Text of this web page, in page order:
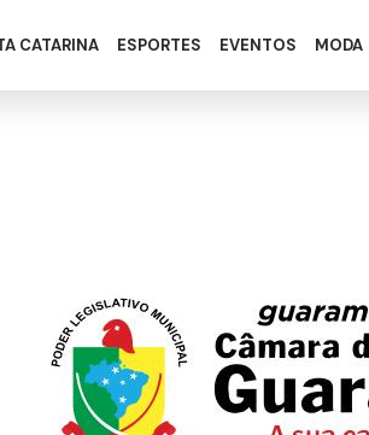
CATARINA ESPORTES EVENTOS MODA